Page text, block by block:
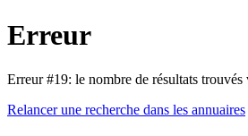
Erreur
Erreur #19: le nombre de résultats trouvés
Relancer une recherche dans les annuaires